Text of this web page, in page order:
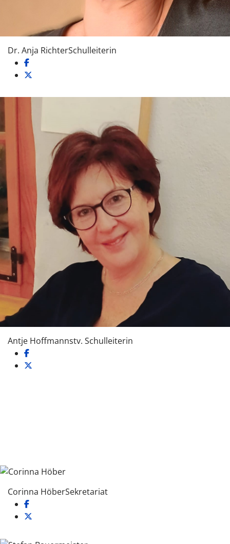
Dr. Anja RichterSchulleiterin
Antje Hoffmannstv. Schulleiterin
Corinna HöberSekretariat